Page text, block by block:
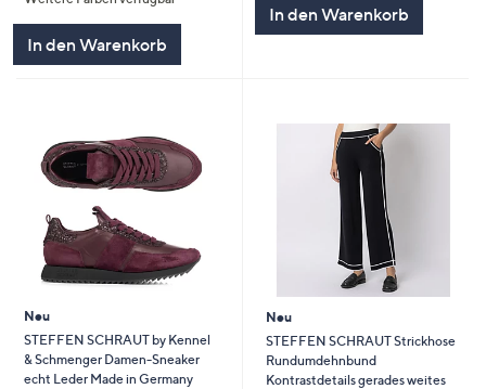
In den Warenkorb
In den Warenkorb
Neu
STEFFEN SCHRAUT by Kennel
& Schmenger Damen-Sneaker
echt Leder Made in Germany
Neu
STEFFEN SCHRAUT Strickhose
Rundumdehnbund
Kontrastdetails gerades weites